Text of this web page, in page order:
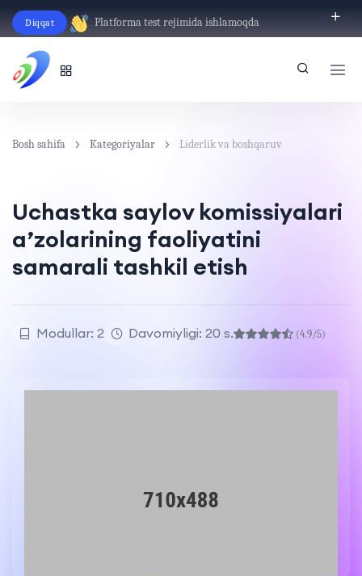
Diqqat Platforma test rejimida ishlamoqda
O‘zbekcha
Bosh sahifa Kategoriyalar Liderlik va boshqaruv
Uchastka saylov komissiyalari
a’zolarining faoliyatini
samarali tashkil etish
Modullar: 2 Davomiyligi: 20 s. (4.9/5)